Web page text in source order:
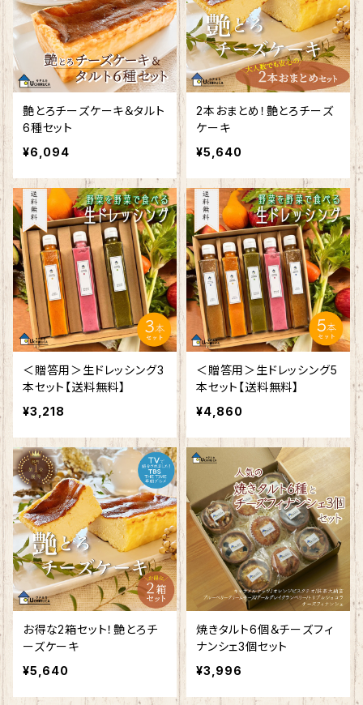
艶とろチーズケーキ＆タルト
6種セット
¥6,094
2本おまとめ！艶とろチーズ
ケーキ
¥5,640
＜贈答用＞生ドレッシング3
本セット【送料無料】
¥3,218
＜贈答用＞生ドレッシング5
本セット【送料無料】
¥4,860
お得な2箱セット！艶とろチ
ーズケーキ
¥5,640
焼きタルト6個＆チーズフィ
ナンシェ3個セット
¥3,996